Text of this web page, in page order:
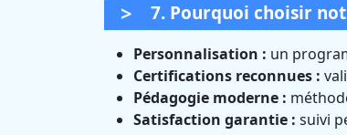
7. Pourquoi choisir
Personnalisation : un
Certifications reconnues :
Pédagogie moderne :
Satisfaction garantie : suivi